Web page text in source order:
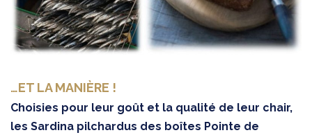
…ET LA MANIÈRE !
Choisies pour leur goût et la qualité de leur chair,
les Sardina pilchardus des boîtes Pointe de